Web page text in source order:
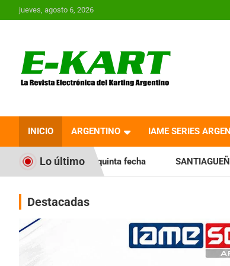
Saltar
al
jueves, agosto 6, 2026
Revista
Karting en
INICIO ARGENTINO IAME SERIES
Lo último
quinta fecha SANTIAGUEÑO: Se cumplió con la
Destacadas